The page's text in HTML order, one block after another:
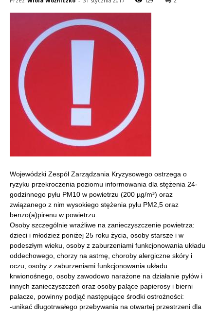
Wojewódzki Zespół Zarządzania Kryzysowego ostrzega o
ryzyku przekroczenia poziomu informowania dla stężenia 24-
godzinnego pyłu PM10 w powietrzu (200 µg/m³) oraz
związanego z nim wysokiego stężenia pyłu PM2,5 oraz
benzo(a)pirenu w powietrzu.
Osoby szczególnie wrażliwe na zanieczyszczenie powietrza:
dzieci i młodzież poniżej 25 roku życia, osoby starsze i w
podeszłym wieku, osoby z zaburzeniami funkcjonowania układu
oddechowego, chorzy na astmę, choroby alergiczne skóry i
oczu, osoby z zaburzeniami funkcjonowania układu
krwionośnego, osoby zawodowo narażone na działanie pyłów i
innych zanieczyszczeń oraz osoby palące papierosy i bierni
palacze, powinny podjąć następujące środki ostrożności:
-unikać długotrwałego przebywania na otwartej przestrzeni dla